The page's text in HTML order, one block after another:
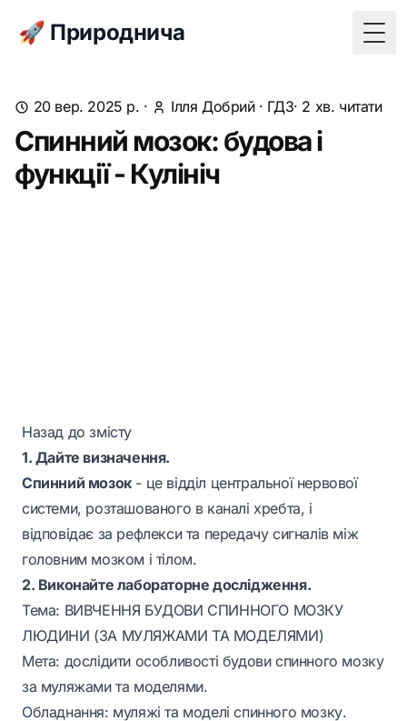
🚀 Природнича
20 вер. 2025 р. · Ілля Добрий· ГДЗ· 2 хв. читати
Спинний мозок: будова і
функції - Кулініч
Назад до змісту
1. Дайте визначення.
Спинний мозок- це відділ центральної нервової
системи, розташованого в каналі хребта, і
відповідає за рефлекси та передачу сигналів між
головним мозком і тілом.
2. Виконайте лабораторне дослідження.
Тема: ВИВЧЕННЯ БУДОВИ СПИННОГО МОЗКУ
ЛЮДИНИ (ЗА МУЛЯЖАМИ ТА МОДЕЛЯМИ)
Мета: дослідити особливості будови спинного мозку
за муляжами та моделями.
Обладнання: муляжі та моделі спинного мозку.